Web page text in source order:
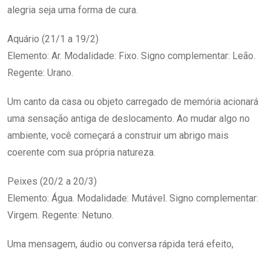
alegria seja uma forma de cura.
Aquário (21/1 a 19/2)
Elemento: Ar. Modalidade: Fixo. Signo complementar: Leão.
Regente: Urano.
Um canto da casa ou objeto carregado de memória acionará
uma sensação antiga de deslocamento. Ao mudar algo no
ambiente, você começará a construir um abrigo mais
coerente com sua própria natureza.
Peixes (20/2 a 20/3)
Elemento: Água. Modalidade: Mutável. Signo complementar:
Virgem. Regente: Netuno.
Uma mensagem, áudio ou conversa rápida terá efeito,